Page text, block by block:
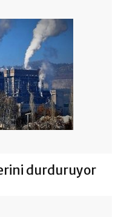
durduruyor